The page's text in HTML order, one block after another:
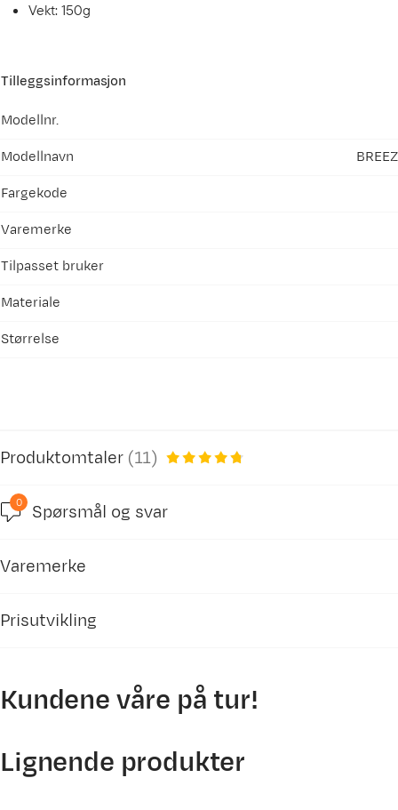
Vekt: 150g
Tilleggsinformasjon
Modellnr.
Modellnavn
Fargekode
Varemerke
Tilpasset bruker
Materiale
Størrelse
Produktomtaler (11)
4.7
Hege R Bekreftet kjøper
Kjøpt størrelse: S
Valgt farge:
BLACK
0 Spørsmål og svar
Varemerke
Prisutvikling
850
950
Kundene våre på tur!
Lignende produkter